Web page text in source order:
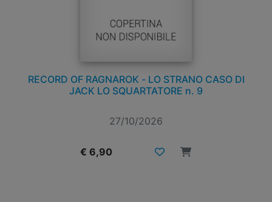
RECORD OF RAGNAROK - LO STRANO CASO DI
JACK LO SQUARTATORE n. 9
27/10/2026
€ 6,90